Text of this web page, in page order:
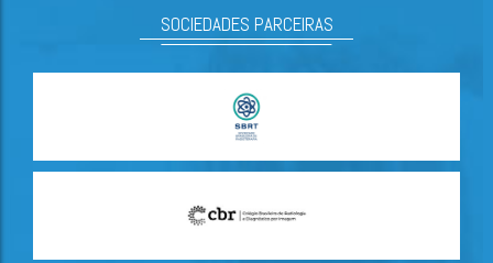
SOCIEDADES PARCEIRAS